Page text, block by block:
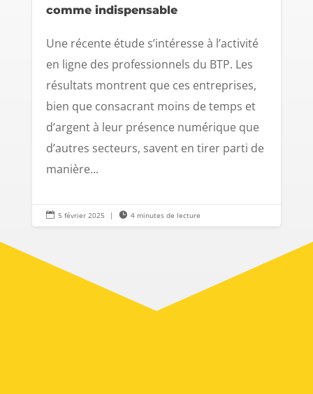
comme indispensable
Une récente étude s’intéresse à l’activité
en ligne des professionnels du BTP. Les
résultats montrent que ces entreprises,
bien que consacrant moins de temps et
d’argent à leur présence numérique que
d’autres secteurs, savent en tirer parti de
manière...
 5 février 2025 |  4 minutes de lecture